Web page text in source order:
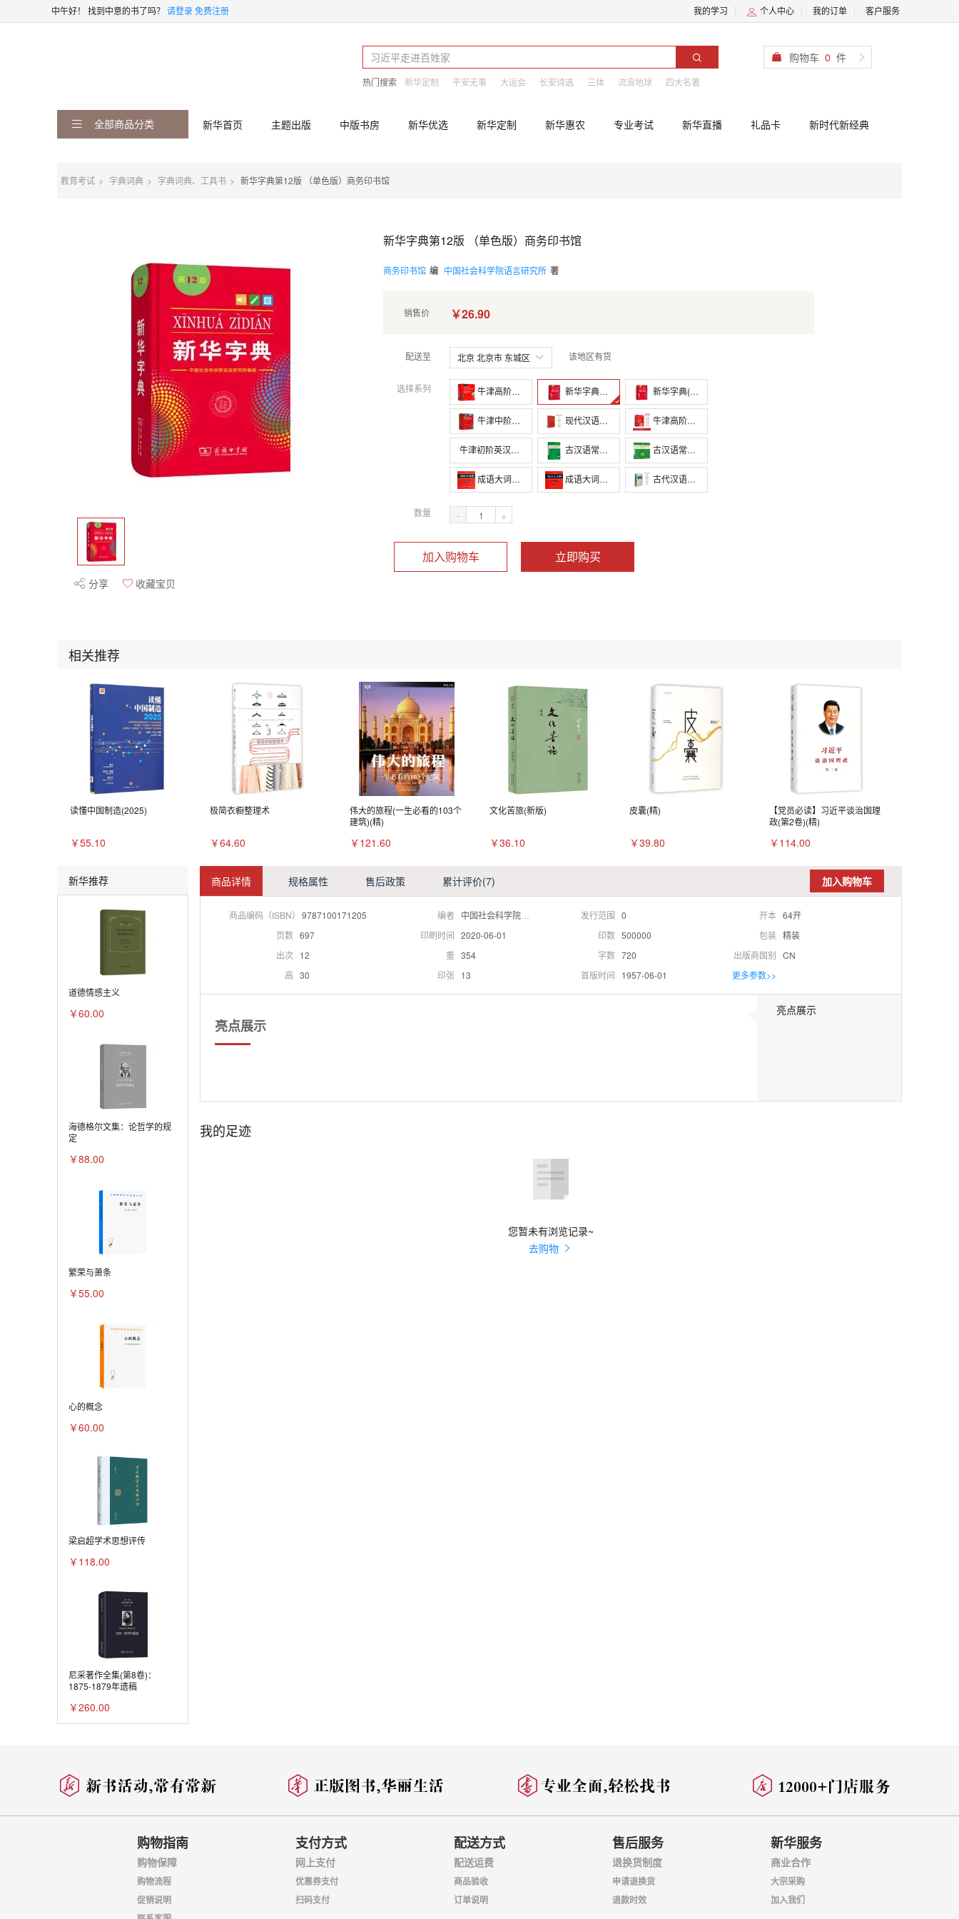
中午好！ 找到中意的书了吗？ 请登录免费注册 我的学习 个人中心 我的订单 客户服务
热门搜索 新华定制 平安无事 大运会 长安诗选 三体 流浪地球 四大名著
购物车 0 件
全部商品分类 新华首页 主题出版 中版书房 新华优选 新华定制 新华惠农 专业考试 新华直播 礼品卡 新时代新经典
教育考试 字典词典 字典词典、工具书 新华字典第12版 （单色版）商务印书馆
分享 收藏宝贝
新华字典第12版 （单色版）商务印书馆
商务印书馆 编 中国社会科学院语言研究所 著
销售价 ￥26.90
配送至 北京 北京市 东城区 该地区有货
选择系列 牛津高阶英汉双解词典(第9版) 新华字典第12版 （单色版）商务印书馆 新华字典(第12版双色本)
牛津中阶英汉双解词典(第5版) 现代汉语词典（第7版） 牛津高阶英汉双解词典（第10版）
牛津初阶英汉双解词典(第5版) 古汉语常用字字典(第6版) 古汉语常用字字典(第5版)
成语大词典(单色本最新修订版)(精) 成语大词典(最新修订版双色本)(精) 古代汉语词典（第2版）
数量 - +
加入购物车 立即购买
相关推荐
读懂中国制造(2025)
￥55.10
极简衣橱整理术
￥64.60
伟大的旅程(一生必看的103个
建筑)(精)
￥121.60
文化苦旅(新版)
￥36.10
皮囊(精)
￥39.80
【党员必读】习近平谈治国理
政(第2卷)(精)
￥114.00
新华推荐
道德情感主义
￥60.00
海德格尔文集：论哲学的规
定
￥88.00
繁荣与萧条
￥55.00
心的概念
￥60.00
梁启超学术思想评传
￥118.00
尼采著作全集(第8卷)：
1875-1879年遗稿
￥260.00
商品详情 规格属性 售后政策 累计评价(7) 加入购物车
商品编码（ISBN） 9787100171205 编者 中国社会科学院语言研究所 发行范围 0 开本 64开
页数 697 印刷时间 2020-06-01 印数 500000 包装 精装
出次
12 重 354 字数 720 出版商国别 CN
高 30 印张 13 首版时间 1957-06-01 更多参数>>
亮点展示
亮点展示